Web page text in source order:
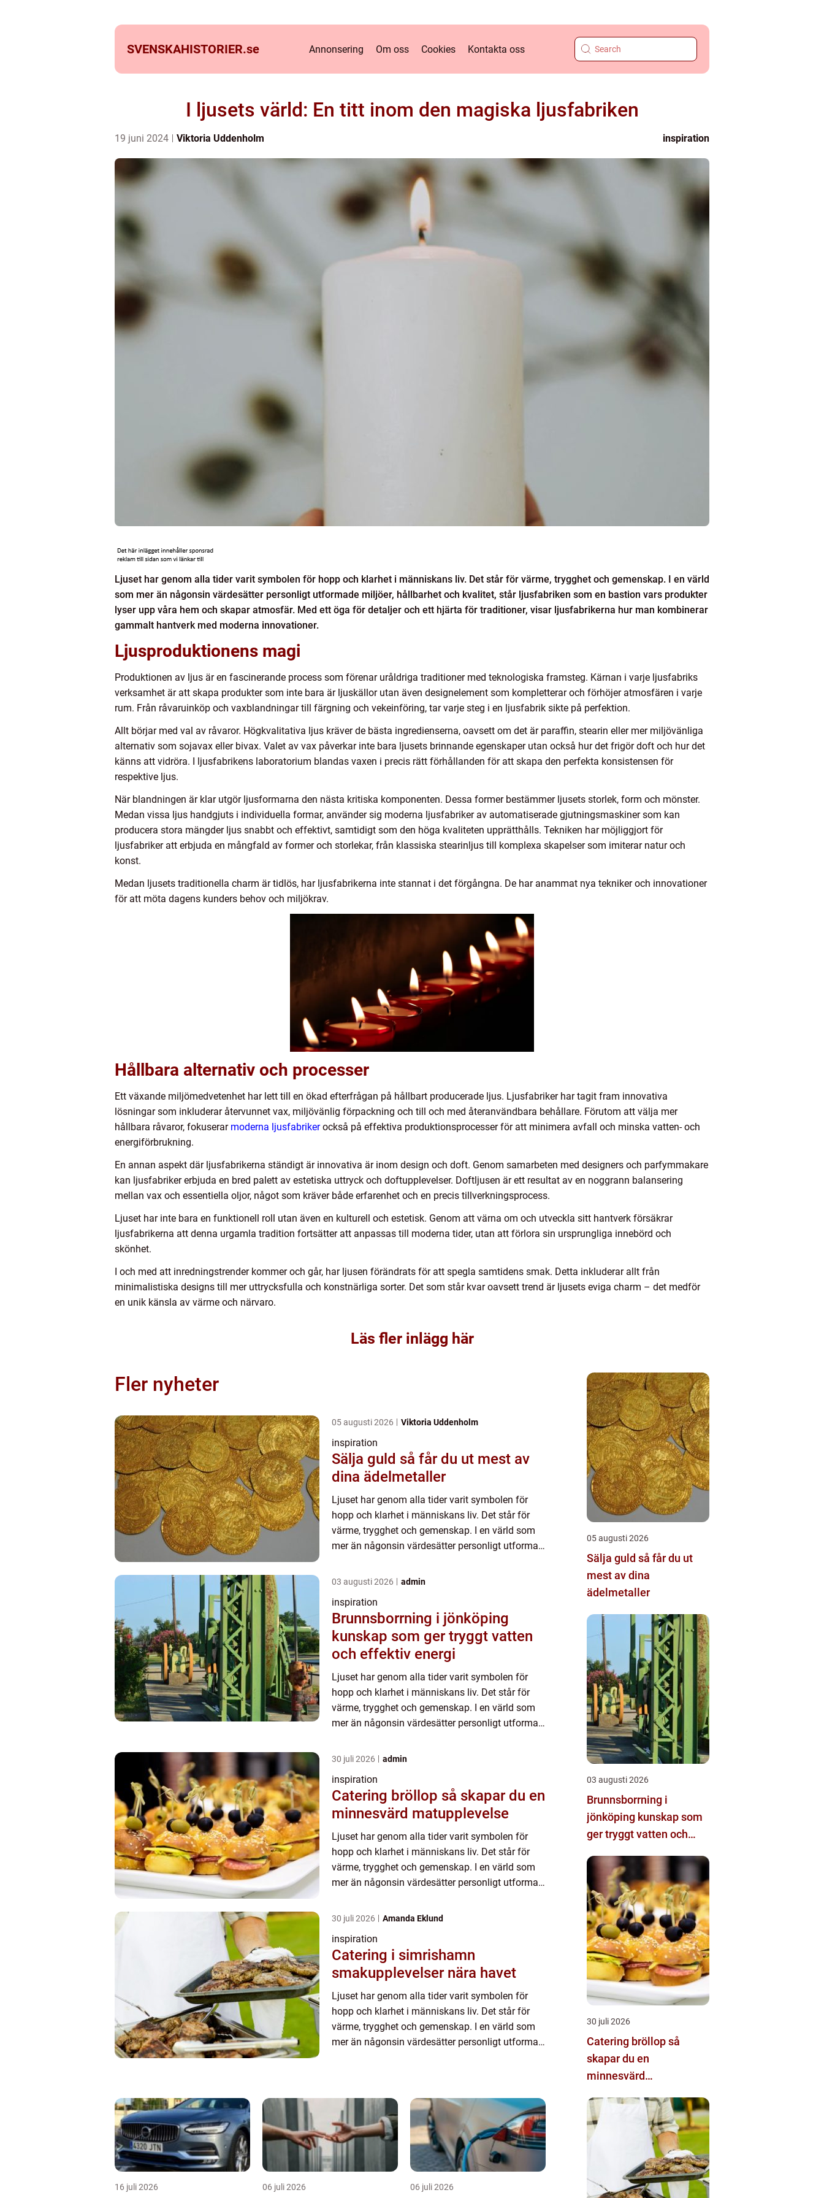
SVENSKAHISTORIER.se Annonsering Om oss Cookies Kontakta oss
I ljusets värld: En titt inom den magiska ljusfabriken
19 juni 2024 Viktoria Uddenholm inspiration
Ljuset har genom alla tider varit symbolen för hopp och klarhet i människans liv. Det står för värme, trygghet och gemenskap. I en värld
som mer än någonsin värdesätter personligt utformade miljöer, hållbarhet och kvalitet, står ljusfabriken som en bastion vars produkter
lyser upp våra hem och skapar atmosfär. Med ett öga för detaljer och ett hjärta för traditioner, visar ljusfabrikerna hur man kombinerar
gammalt hantverk med moderna innovationer.
Ljusproduktionens magi
Produktionen av ljus är en fascinerande process som förenar uråldriga traditioner med teknologiska framsteg. Kärnan i varje ljusfabriks
verksamhet är att skapa produkter som inte bara är ljuskällor utan även designelement som kompletterar och förhöjer atmosfären i varje
rum. Från råvaruinköp och vaxblandningar till färgning och vekeinföring, tar varje steg i en ljusfabrik sikte på perfektion.
Allt börjar med val av råvaror. Högkvalitativa ljus kräver de bästa ingredienserna, oavsett om det är paraffin, stearin eller mer miljövänliga
alternativ som sojavax eller bivax. Valet av vax påverkar inte bara ljusets brinnande egenskaper utan också hur det frigör doft och hur det
känns att vidröra. I ljusfabrikens laboratorium blandas vaxen i precis rätt förhållanden för att skapa den perfekta konsistensen för
respektive ljus.
När blandningen är klar utgör ljusformarna den nästa kritiska komponenten. Dessa former bestämmer ljusets storlek, form och mönster.
Medan vissa ljus handgjuts i individuella formar, använder sig moderna ljusfabriker av automatiserade gjutningsmaskiner som kan
producera stora mängder ljus snabbt och effektivt, samtidigt som den höga kvaliteten upprätthålls. Tekniken har möjliggjort för
ljusfabriker att erbjuda en mångfald av former och storlekar, från klassiska stearinljus till komplexa skapelser som imiterar natur och
konst.
Medan ljusets traditionella charm är tidlös, har ljusfabrikerna inte stannat i det förgångna. De har anammat nya tekniker och innovationer
för att möta dagens kunders behov och miljökrav.
Hållbara alternativ och processer
Ett växande miljömedvetenhet har lett till en ökad efterfrågan på hållbart producerade ljus. Ljusfabriker har tagit fram innovativa
lösningar som inkluderar återvunnet vax, miljövänlig förpackning och till och med återanvändbara behållare. Förutom att välja mer
hållbara råvaror, fokuserar moderna ljusfabrikerockså på effektiva produktionsprocesser för att minimera avfall och minska vatten- och
energiförbrukning.
En annan aspekt där ljusfabrikerna ständigt är innovativa är inom design och doft. Genom samarbeten med designers och parfymmakare
kan ljusfabriker erbjuda en bred palett av estetiska uttryck och doftupplevelser. Doftljusen är ett resultat av en noggrann balansering
mellan vax och essentiella oljor, något som kräver både erfarenhet och en precis tillverkningsprocess.
Ljuset har inte bara en funktionell roll utan även en kulturell och estetisk. Genom att värna om och utveckla sitt hantverk försäkrar
ljusfabrikerna att denna urgamla tradition fortsätter att anpassas till moderna tider, utan att förlora sin ursprungliga innebörd och
skönhet.
I och med att inredningstrender kommer och går, har ljusen förändrats för att spegla samtidens smak. Detta inkluderar allt från
minimalistiska designs till mer uttrycksfulla och konstnärliga sorter. Det som står kvar oavsett trend är ljusets eviga charm – det medför
en unik känsla av värme och närvaro.
Läs fler inlägg här
Fler nyheter
05 augusti 2026 Viktoria Uddenholm
inspiration
Sälja guld så får du ut mest av
dina ädelmetaller
Ljuset har genom alla tider varit symbolen för
hopp och klarhet i människans liv. Det står för
värme, trygghet och gemenskap. I en värld som
mer än någonsin värdesätter personligt utformade
03 augusti 2026 admin
inspiration
Brunnsborrning i jönköping
kunskap som ger tryggt vatten
och effektiv energi
Ljuset har genom alla tider varit symbolen för
hopp och klarhet i människans liv. Det står för
värme, trygghet och gemenskap. I en värld som
mer än någonsin värdesätter personligt utformade
30 juli 2026 admin
inspiration
Catering bröllop så skapar du en
minnesvärd matupplevelse
Ljuset har genom alla tider varit symbolen för
hopp och klarhet i människans liv. Det står för
värme, trygghet och gemenskap. I en värld som
mer än någonsin värdesätter personligt utformade
30 juli 2026 Amanda Eklund
inspiration
Catering i simrishamn
smakupplevelser nära havet
Ljuset har genom alla tider varit symbolen för
hopp och klarhet i människans liv. Det står för
värme, trygghet och gemenskap. I en värld som
mer än någonsin värdesätter personligt utformade
16 juli 2026 06 juli 2026 06 juli 2026
05 augusti 2026
Sälja guld så får du ut
mest av dina
ädelmetaller
03 augusti 2026
Brunnsborrning i
jönköping kunskap som
ger tryggt vatten och
30 juli 2026
Catering bröllop så
skapar du en
minnesvärd